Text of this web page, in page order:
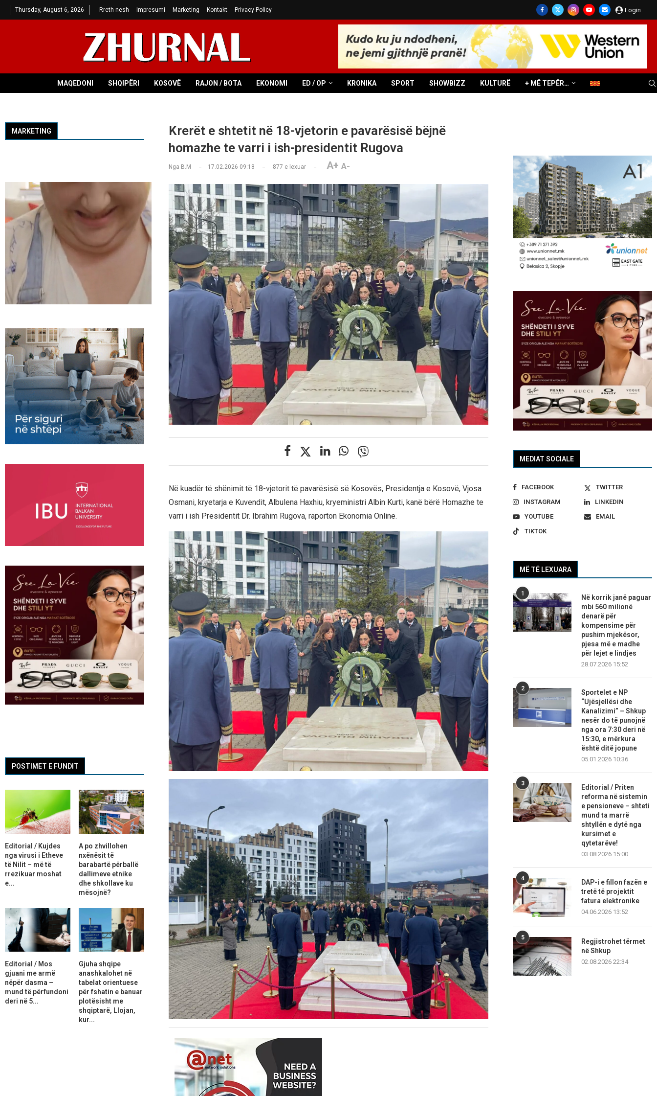
Thursday, August 6, 2026 Rreth nesh Impresumi Marketing Kontakt Privacy Policy Login
MAQEDONI SHQIPËRI KOSOVË RAJON / BOTA EKONOMI ED / OP KRONIKA SPORT SHOWBIZZ KULTURË + MË TEPËR…
Krerët e shtetit në 18-vjetorin e pavarësisë bëjnë
homazhe te varri i ish-presidentit Rugova
Nga B.M 17.02.2026 09:18 877 e lexuar A+ A-
Në kuadër të shënimit të 18-vjetorit të pavarësisë së Kosovës, Presidentja e Kosovë, Vjosa
Osmani, kryetarja e Kuvendit, Albulena Haxhiu, kryeministri Albin Kurti, kanë bërë Homazhe te
varri i ish Presidentit Dr. Ibrahim Rugova, raporton Ekonomia Online.
MEDIAT SOCIALE
FACEBOOK
TWITTER
INSTAGRAM
LINKEDIN
YOUTUBE
EMAIL
TIKTOK
MË TË LEXUARA
1
Në korrik janë paguar
mbi 560 milionë
denarë për
kompensime për
pushim mjekësor,
pjesa më e madhe
për lejet e lindjes
28.07.2026 15:52
2
Sportelet e NP
“Ujësjellësi dhe
Kanalizimi” – Shkup
nesër do të punojnë
nga ora 7:30 deri në
15:30, e mërkura
është ditë jopune
05.01.2026 10:36
3
Editorial / Priten
reforma në sistemin
e pensioneve – shteti
mund ta marrë
shtyllën e dytë nga
kursimet e
qytetarëve!
03.08.2026 15:00
4
DAP-i e fillon fazën e
tretë të projektit
fatura elektronike
04.06.2026 13:52
5
Regjistrohet tërmet
në Shkup
02.08.2026 22:34
MARKETING
POSTIMET E FUNDIT
Editorial / Kujdes
nga virusi i Etheve
të Nilit – më të
rrezikuar moshat
e...
A po zhvillohen
nxënësit të
barabartë përballë
dallimeve etnike
dhe shkollave ku
mësojnë?
Editorial / Mos
gjuani me armë
nëpër dasma –
mund të përfundoni
deri në 5...
Gjuha shqipe
anashkalohet në
tabelat orientuese
për fshatin e banuar
plotësisht me
shqiptarë, Llojan,
kur...